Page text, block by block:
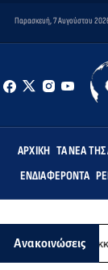
Παρασκευή, 7 Αυγούστου
ΑΡΧΙΚΉ ΤΑ ΝΈΑ
ΕΝΔΙΑΦΈΡΟΝΤΑ
Ανακοινώσεις
Λακκίου